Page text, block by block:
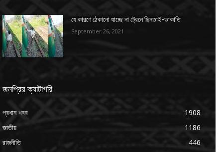
যে কারণে ঠেকানো যাচ্ছে না ট্রেনে ছিনতাই-ডাকাতি
September 26, 2021
জনপ্রিয় ক্যাটাগরি
প্রধান খবর
1908
জাতীয়
1186
রাজনীতি
446